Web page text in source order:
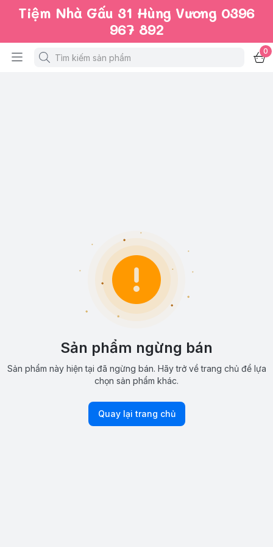
Tiệm Nhà Gấu 31 Hùng Vương 0396
967 892
0
Sản phẩm ngừng bán
Sản phẩm này hiện tại đã ngừng bán. Hãy trở về trang chủ để lựa
chọn sản phẩm khác.
Quay lại trang chủ